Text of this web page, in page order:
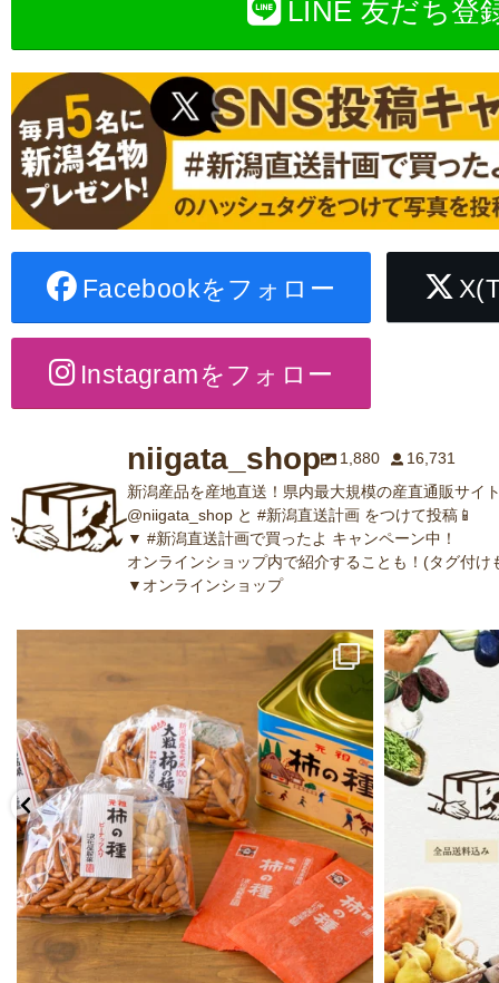
LINE 友だち登
Facebookをフォロー
Instagramをフォロー
niigata_shop 1,880
16,731
新潟産品を産地直送！県内最大規模の産直通販サイ
@niigata_shop と #新潟直送計画 をつけて投稿📱
▼ #新潟直送計画で買ったよ キャンペーン中！
オンラインショップ内で紹介することも！(タグ付け
▼オンラインショップ